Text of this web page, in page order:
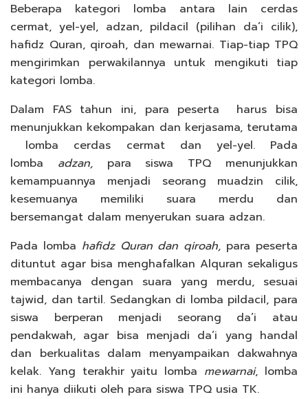
Beberapa kategori lomba antara lain cerdas
cermat, yel-yel, adzan, pildacil (pilihan da’i cilik),
hafidz Quran, qiroah, dan mewarnai. Tiap-tiap TPQ
mengirimkan perwakilannya untuk mengikuti tiap
kategori lomba.
Dalam FAS tahun ini, para peserta harus bisa
menunjukkan kekompakan dan kerjasama, terutama
lomba cerdas cermat dan yel-yel. Pada
lomba adzan,para siswa TPQ menunjukkan
kemampuannya menjadi seorang muadzin cilik,
kesemuanya memiliki suara merdu dan
bersemangat dalam menyerukan suara adzan.
Pada lomba hafidz Quran dan qiroah, para peserta
dituntut agar bisa menghafalkan Alquran sekaligus
membacanya dengan suara yang merdu, sesuai
tajwid, dan tartil. Sedangkan di lomba pildacil, para
siswa berperan menjadi seorang da’i atau
pendakwah, agar bisa menjadi da’i yang handal
dan berkualitas dalam menyampaikan dakwahnya
kelak. Yang terakhir yaitu lomba mewarnai, lomba
ini hanya diikuti oleh para siswa TPQ usia TK.